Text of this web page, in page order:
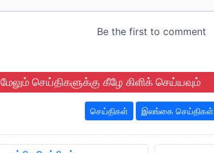
மேலும் செய்திகளுக்கு கீழே கிளிக் செய்யவும்
செய்திகள் இலங்கை செய்திகள்